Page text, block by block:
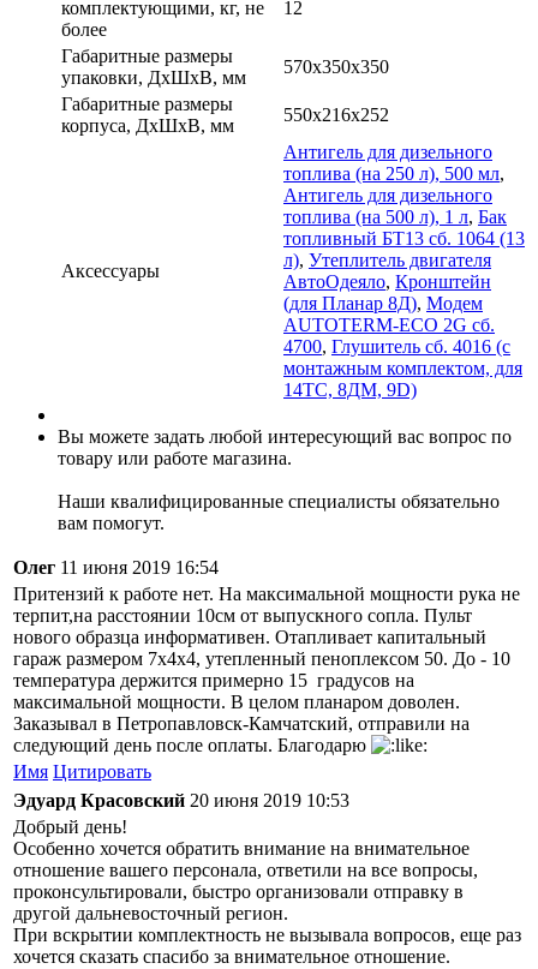
комплектующими, кг, не
более
12
Габаритные размеры
упаковки, ДxШxВ, мм
570x350x350
Габаритные размеры
корпуса, ДxШxВ, мм
550x216x252
Аксессуары
Антигель для дизельного
топлива (на 250 л), 500 мл,
Антигель для дизельного
топлива (на 500 л), 1 л, Бак
топливный БТ13 сб. 1064 (13
л), Утеплитель двигателя
АвтоОдеяло, Кронштейн
(для Планар 8Д), Модем
AUTOTERM-ECO 2G сб.
4700, Глушитель сб. 4016 (с
монтажным комплектом, для
14ТС, 8ДМ, 9D)
Вы можете задать любой интересующий вас вопрос по
товару или работе магазина.
Наши квалифицированные специалисты обязательно
вам помогут.
Олег 11 июня 2019 16:54
Притензий к работе нет. На максимальной мощности рука не
терпит,на расстоянии 10см от выпускного сопла. Пульт
нового образца информативен. Отапливает капитальный
гараж размером 7х4х4, утепленный пеноплексом 50. До - 10
температура держится примерно 15 градусов на
максимальной мощности. В целом планаром доволен.
Заказывал в Петропавловск-Камчатский, отправили на
следующий день после оплаты. Благодарю
Имя Цитировать
Эдуард Красовский 20 июня 2019 10:53
Добрый день!
Особенно хочется обратить внимание на внимательное
отношение вашего персонала, ответили на все вопросы,
проконсультировали, быстро организовали отправку в
другой дальневосточный регион.
При вскрытии комплектность не вызывала вопросов, еще раз
хочется сказать спасибо за внимательное отношение.